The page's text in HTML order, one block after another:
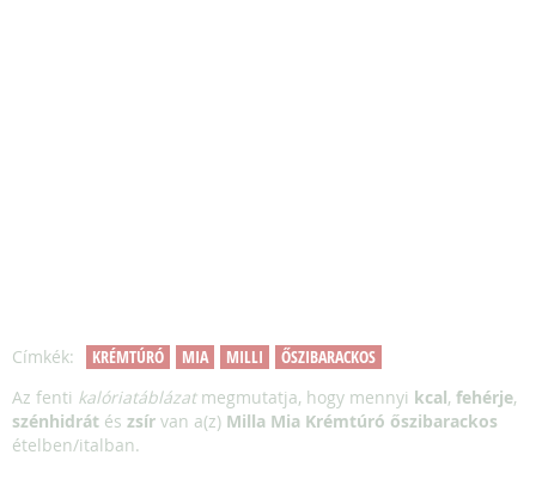
Címkék: KRÉMTÚRÓ MIA MILLI
ŐSZIBARACKOS
Az fenti kalóriatáblázatmegmutatja, hogy mennyi kcal, fehérje,
szénhidrát és zsír van a(z) Milla Mia Krémtúró őszibarackos
ételben/italban.